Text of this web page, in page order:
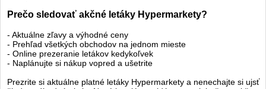
Prečo sledovať akčné letáky Hypermarkety?
- Aktuálne zľavy a výhodné ceny
- Prehľad všetkých obchodov na jednom mieste
- Online prezeranie letákov kedykoľvek
- Naplánujte si nákup vopred a ušetrite
Prezrite si aktuálne platné letáky Hypermarkety a nenechajte si ujsť